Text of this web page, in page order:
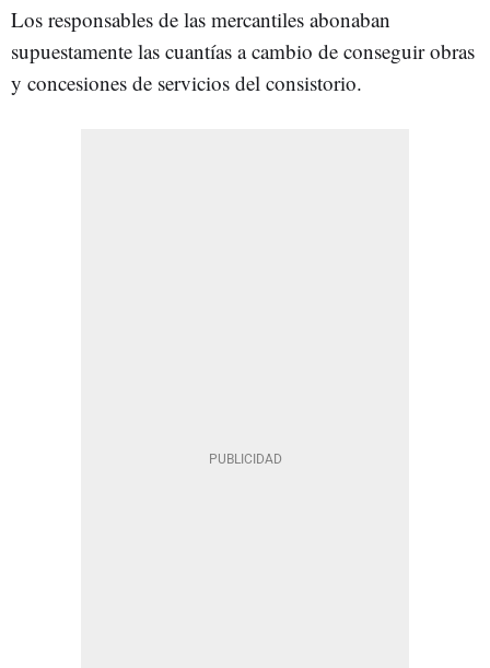
Los responsables de las mercantiles abonaban
supuestamente las cuantías a cambio de conseguir obras
y concesiones de servicios del consistorio.